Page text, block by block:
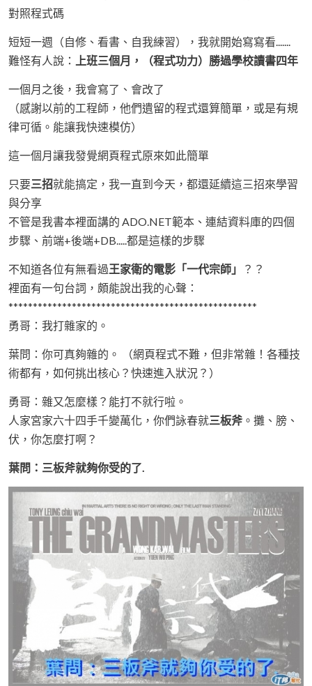
對照程式碼
短短一週（自修、看書、自我練習），我就開始寫寫看.......
難怪有人說：
上班三個月，（程式功力）勝過學校讀書四年
一個月之後，我會寫了、會改了
（感謝以前的工程師，他們遺留的程式還算簡單，或是有規
律可循。能讓我快速模仿）
這一個月讓我發覺網頁程式原來如此簡單
只要三招就能搞定，我一直到今天，都還延續這三招來學習
與分享
不管是我書本裡面講的 ADO.NET範本、連結資料庫的四個
步驟、前端+後端+DB.....都是這樣的步驟
不知道各位有無看過王家衛的電影「一代宗師」
？？
裡面有一句台詞，頗能說出我的心聲：
***************************************************
勇哥：我打雜家的。
葉問：你可真夠雜的。 （網頁程式不難，但非常雜！各種技
術都有，如何挑出核心？快速進入狀況？）
勇哥：雜又怎麼樣？能打不就行啦。
人家宮家六十四手千變萬化，你們詠春就三板斧 。攤、膀、
伏，你怎麼打啊？
葉問：三板斧就夠你受的了.